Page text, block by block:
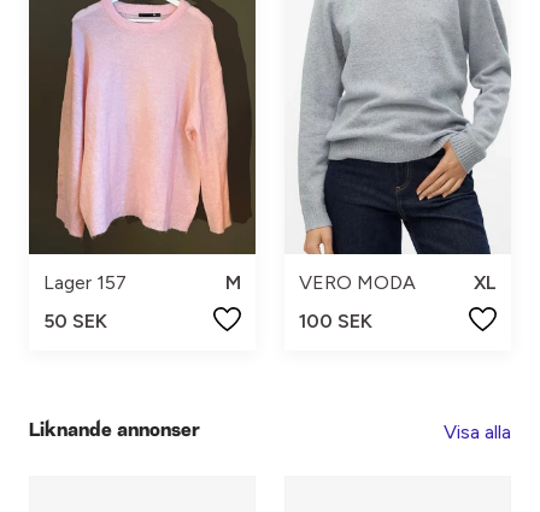
Lager 157
M
50 SEK
VERO MODA
XL
100 SEK
Liknande annonser Visa alla